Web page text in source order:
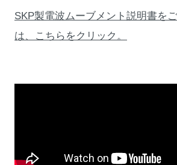
SKP製電波ムーブメント説明書を
は、こちらをクリック。